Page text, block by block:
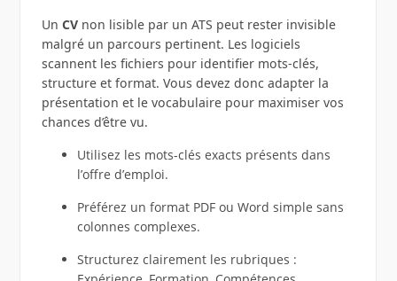
Un CVnon lisible par un ATS peut rester invisible
malgré un parcours pertinent. Les logiciels
scannent les fichiers pour identifier mots-clés,
structure et format. Vous devez donc adapter la
présentation et le vocabulaire pour maximiser vos
chances d’être vu.
Utilisez les mots-clés exacts présents dans
l’offre d’emploi.
Préférez un format PDF ou Word simple sans
colonnes complexes.
Structurez clairement les rubriques :